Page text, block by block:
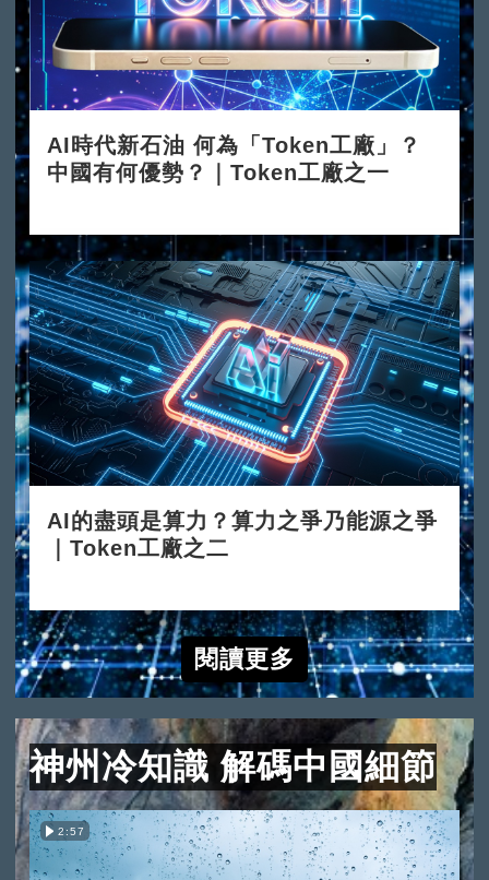
AI時代新石油 何為「Token工廠」？
中國有何優勢？｜Token工廠之一
AI的盡頭是算力？算力之爭乃能源之爭
｜Token工廠之二
閱讀更多
神州冷知識 解碼中國細節
2:57